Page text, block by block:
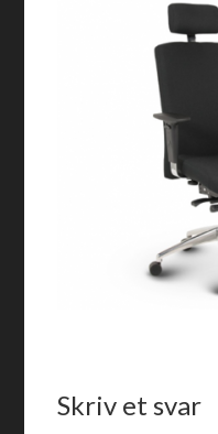
Skriv et svar